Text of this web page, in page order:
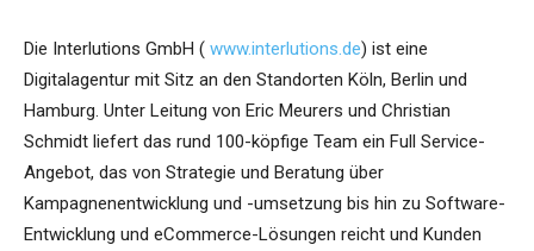
Die Interlutions GmbH ( www.interlutions.de) ist eine
Digitalagentur mit Sitz an den Standorten Köln, Berlin und
Hamburg. Unter Leitung von Eric Meurers und Christian
Schmidt liefert das rund 100-köpfige Team ein Full Service-
Angebot, das von Strategie und Beratung über
Kampagnenentwicklung und -umsetzung bis hin zu Software-
Entwicklung und eCommerce-Lösungen reicht und Kunden